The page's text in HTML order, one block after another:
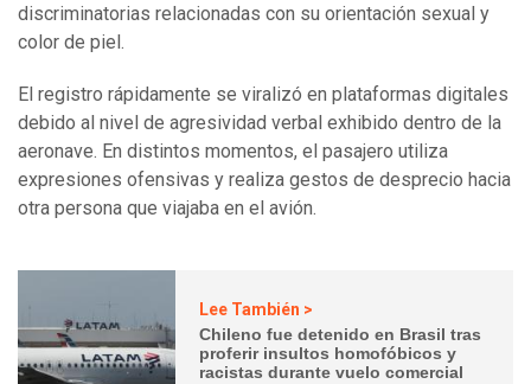
discriminatorias relacionadas con su orientación sexual y
color de piel.
El registro rápidamente se viralizó en plataformas digitales
debido al nivel de agresividad verbal exhibido dentro de la
aeronave. En distintos momentos, el pasajero utiliza
expresiones ofensivas y realiza gestos de desprecio hacia
otra persona que viajaba en el avión.
Lee También >
Chileno fue detenido en Brasil tras
proferir insultos homofóbicos y
racistas durante vuelo comercial